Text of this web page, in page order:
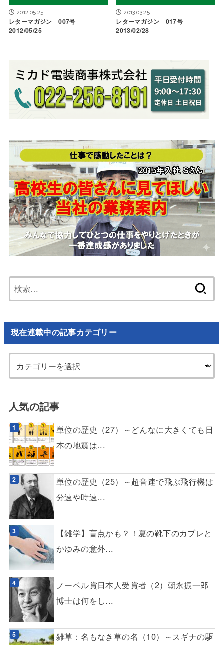
2012.05.25
レターマガジン 007号
2012/05/25
2013.03.25
レターマガジン 017号
2013/02/28
索:
現在連載中の記事カテゴリー
人気の記事
単位の歴史（27）～どんなに大きくても日
本の地震は...
単位の歴史（25）～超音速で飛ぶ飛行機は
分速や時速...
【雑学】盲点かも？！夏の靴下のカブレと
かゆみの意外...
ノーベル賞日本人受賞者（2）朝永振一郎
博士は何をし...
雑草：名もなき草の名（10）～スギナの駆